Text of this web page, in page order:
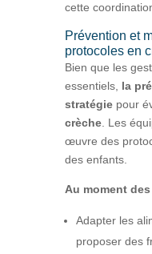
cette
Prévention et
protocoles en
Bien que les
essentiels, la
stratégiepour
crèche. Les
œuvre des
des enfants.
Au moment
Adapter les
proposer des